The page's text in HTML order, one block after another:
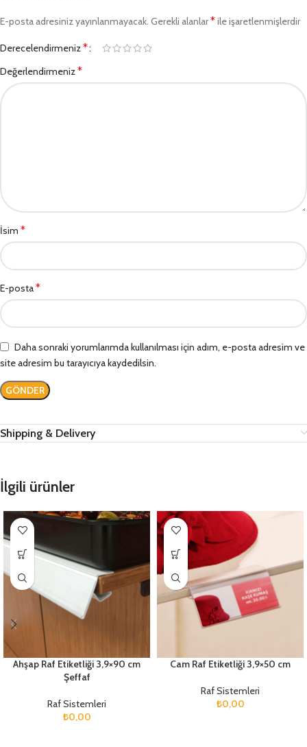
E-posta adresiniz yayınlanmayacak. Gerekli alanlar*ile işaretlenmişlerdir
Derecelendirmeniz*
Değerlendirmeniz*
İsim *
E-posta*
Daha sonraki yorumlarımda kullanılması için adım, e-posta adresim ve
site adresim bu tarayıcıya kaydedilsin.
Shipping & Delivery
İlgili ürünler
Ahşap Raf Etiketliği 3,9×90 cm
Şeffaf
Raf Sistemleri
₺0,00
Cam Raf Etiketliği 3,9×50 cm
Raf Sistemleri
₺0,00